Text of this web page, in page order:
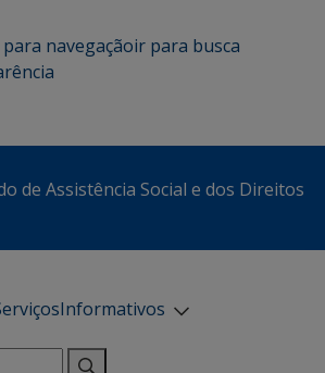
navegaçãoir para busca
de Assistência Social e dos Direitos
Informativos